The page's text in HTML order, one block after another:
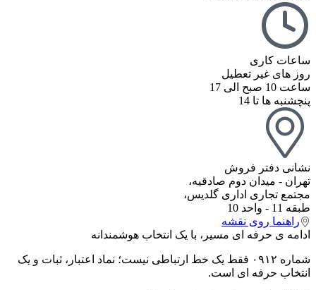
ساعات کاری
روز های غیر تعطیل
ساعت 10 صبح الی 17
پنچشنبه ها تا 14
نشانی دفتر فروش
تهران - میدان دوم صادقیه،
مجتمع تجاری اداری گلدیس،
طبقه 11 - واحد 10
راهنما روی نقشه
ادامه ی حرفه ای مسیر، با یک انتخاب هوشمندانه
شماره ۰۹۱۲ فقط یک خط ارتباطی نیست؛ نماد اعتبار، ثبات و یک
انتخاب حرفه ای است.